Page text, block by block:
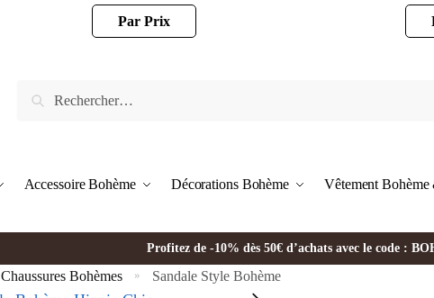
Par Prix
Accessoire Bohème Décorations Bohème Vêtement Bohème
Profitez de -10% dès 50€ d’achats avec le code :
Chaussures Bohèmes » Sandale Style Bohème